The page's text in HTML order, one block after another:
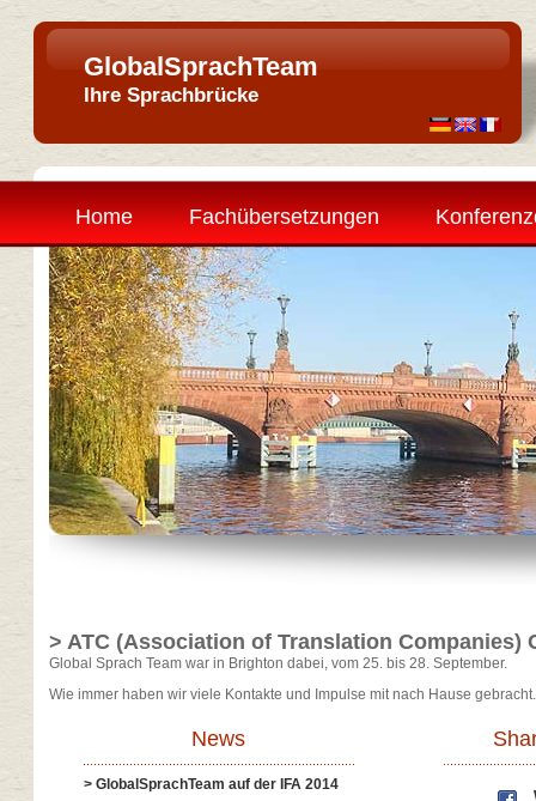
GlobalSprachTeam
Ihre Sprachbrücke
Home Fachübersetzungen
> ATC (Association of Translation Companies)
Global Sprach Team war in Brighton dabei, vom 25. bis 28. September.
Wie immer haben wir viele Kontakte und Impulse mit nach Hause gebracht.
News
> GlobalSprachTeam auf der IFA 2014